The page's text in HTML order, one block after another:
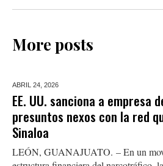
More posts
ABRIL 24, 2026
EE. UU. sanciona a empresa
presuntos nexos con la red
Sinaloa
LEÓN, GUANAJUATO. – En un